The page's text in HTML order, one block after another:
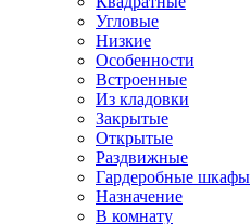
Угловые
Низкие
Особенности
Встроенные
Из кладовки
Закрытые
Открытые
Раздвижные
Гардеробные шкафы
Назначение
В комнату